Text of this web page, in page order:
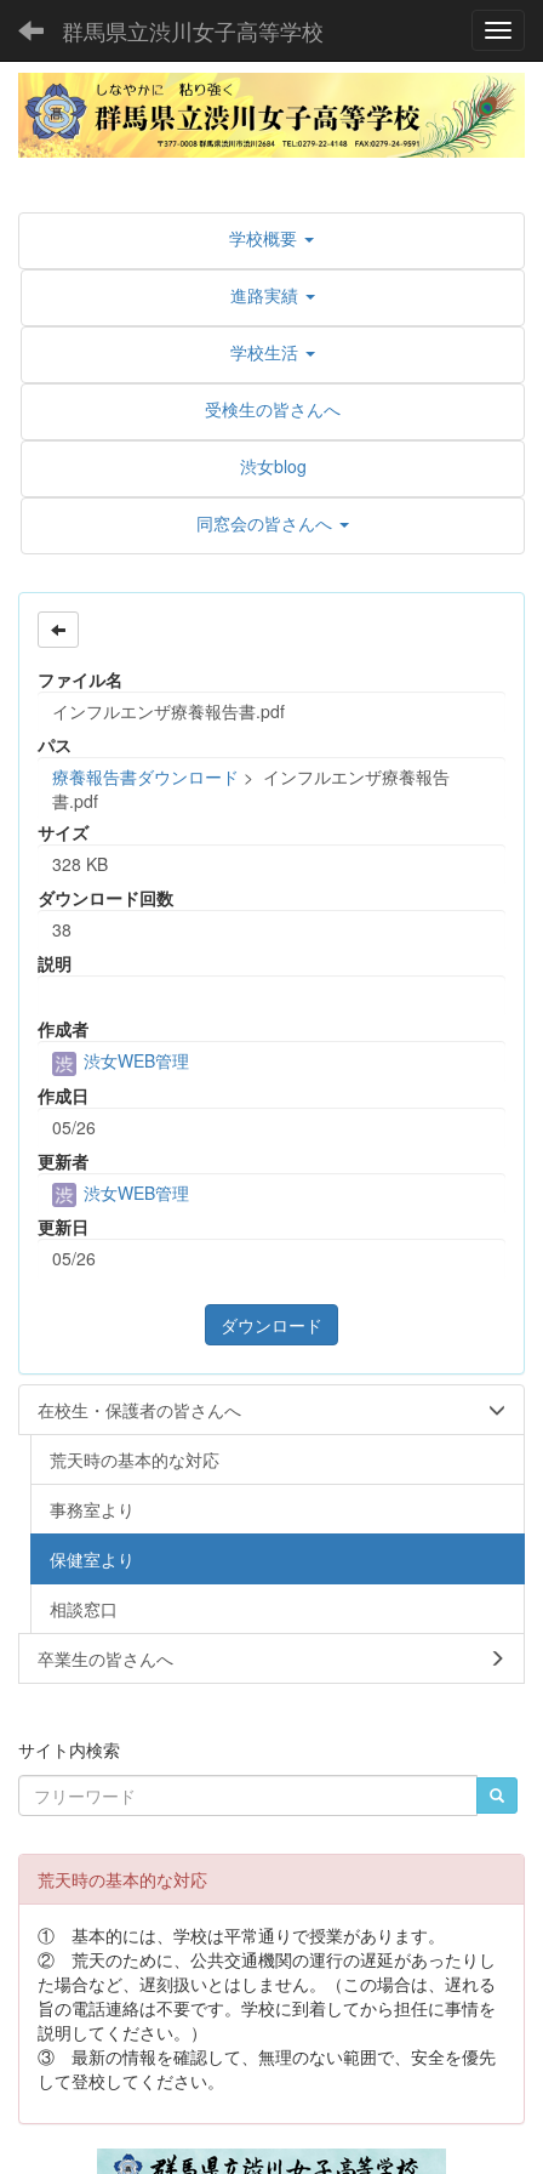
群馬県立渋川女子高等学校
学校概要
進路実績
学校生活
受検生の皆さんへ
渋女blog
同窓会の皆さんへ
ファイル名
インフルエンザ療養報告書.pdf
パス
療養報告書ダウンロード > インフルエンザ療養報告
書.pdf
サイズ
328 KB
ダウンロード回数
38
説明
作成者
渋女WEB管理
作成日
05/26
更新者
渋女WEB管理
更新日
05/26
ダウンロード
在校生・保護者の皆さんへ
荒天時の基本的な対応
事務室より
保健室より
相談窓口
卒業生の皆さんへ
サイト内検索
荒天時の基本的な対応
① 基本的には、学校は平常通りで授業があります。
② 荒天のために、公共交通機関の運行の遅延があったりし
た場合など、遅刻扱いとはしません。（この場合は、遅れる
旨の電話連絡は不要です。学校に到着してから担任に事情を
説明してください。）
③ 最新の情報を確認して、無理のない範囲で、安全を優先
して登校してください。